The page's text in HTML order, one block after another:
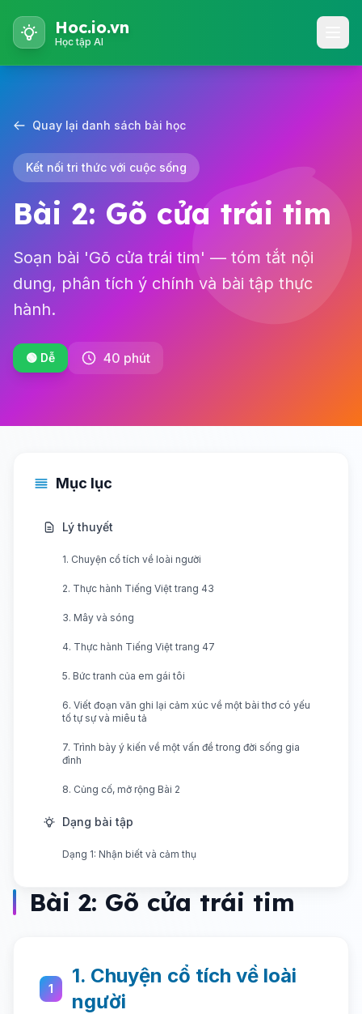
Hoc.io.vn
Học tập AI
Quay lại danh sách bài học
Kết nối tri thức với cuộc sống
Bài 2: Gõ cửa trái tim
Soạn bài 'Gõ cửa trái tim' — tóm tắt nội
dung, phân tích ý chính và bài tập thực
hành.
🟢 Dễ 40 phút
Mục lục
Lý thuyết
1. Chuyện cổ tích về loài người
2. Thực hành Tiếng Việt trang 43
3. Mây và sóng
4. Thực hành Tiếng Việt trang 47
5. Bức tranh của em gái tôi
6. Viết đoạn văn ghi lại cảm xúc về một bài thơ có yếu
tố tự sự và miêu tả
7. Trình bày ý kiến về một vấn đề trong đời sống gia
đình
8. Củng cố, mở rộng Bài 2
Dạng bài tập
Dạng 1: Nhận biết và cảm thụ
Bài 2: Gõ cửa trái tim
1
1. Chuyện cổ tích về loài
người